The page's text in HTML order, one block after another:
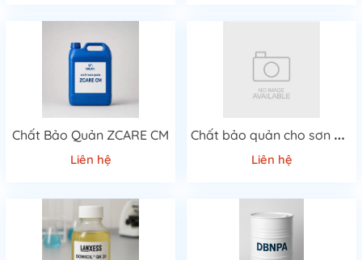
Chất Bảo Quản ZCARE CM
Liên hệ
C
hất bảo quản cho sơn Biocide CZ
Liên hệ